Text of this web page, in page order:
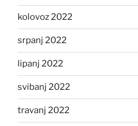
kolovoz 2022
srpanj 2022
lipanj 2022
svibanj 2022
travanj 2022